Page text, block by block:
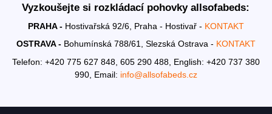
Vyzkoušejte si rozkládací pohovky allsofabeds:
PRAHA - Hostivařská 92/6, Praha - Hostivař - KONTAKT
OSTRAVA - Bohumínská 788/61, Slezská Ostrava - KONTAKT
Telefon: +420 775 627 848, 605 290 488, English: +420 737 380
990, Email: info@allsofabeds.cz